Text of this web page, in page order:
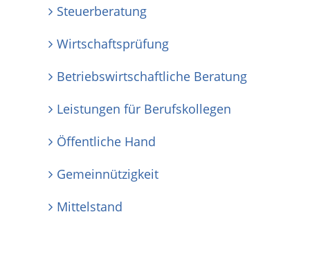
Steuerberatung
Wirtschaftsprüfung
Betriebswirtschaftliche Beratung
Leistungen für Berufskollegen
Öffentliche Hand
Gemeinnützigkeit
Mittelstand